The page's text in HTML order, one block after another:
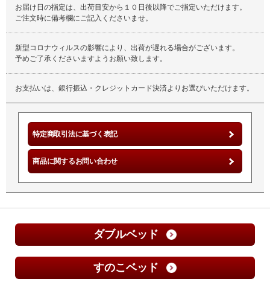
お届け日の指定は、出荷目安から１０日後以降でご指定いただけます。
ご注文時に備考欄にご記入くださいませ。
新型コロナウィルスの影響により、出荷が遅れる場合がございます。
予めご了承くださいますようお願い致します。
お支払いは、銀行振込・クレジットカード決済よりお選びいただけます。
特定商取引法に基づく表記
商品に関するお問い合わせ
ダブルベッド
すのこベッド